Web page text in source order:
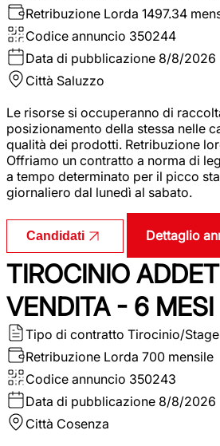
Retribuzione Lorda 1497.34
Codice annuncio 350244
Data di pubblicazione 8/8/2026
Città Saluzzo
Le risorse si occuperanno di
posizionamento della stessa nelle
qualità dei prodotti. Retribuzione
Offriamo un contratto a norma di
a tempo determinato per il picco
giornaliero dal lunedì al sabato.
Candidati Dettaglio
TIROCINIO
VENDITA - 6 MESI
Tipo di contratto Tirocinio/Stage
Retribuzione Lorda 700 mensile
Codice annuncio 350243
Data di pubblicazione 8/8/2026
Città Cosenza